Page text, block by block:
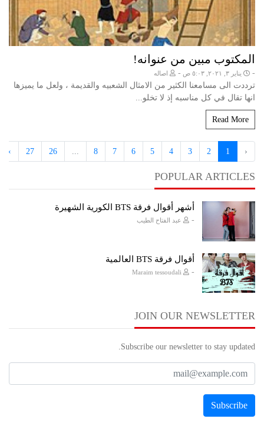
المكتوب مبين من عنوانه!
- يناير ٣, ٢٠٢١, ٥:٠٣ ص - اصاله
ترددت الى مسامعنا الكثير من الامثال الشعبيه والقديمة ، ولعل ما يميزها
انها تقال في كل مناسبه إذ لا تخلو...
Read More
‹
1
2
3
4
5
6
7
8
...
26
27
›
POPULAR ARTICLES
أشهر أقوال فرقة BTS الكورية الشهيرة
- عبد الفتاح الطيب
أقوال فرقة BTS العالمية
-
JOIN OUR NEWSLETTER
Subscribe our newsletter to stay updated.